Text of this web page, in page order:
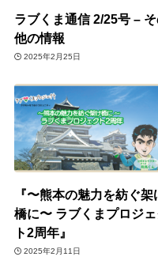
ラブくま通信 2/25号 –
他の情報
2025年2月25日
『〜熊本の魅力を紡ぐ架
橋に〜 ラブくまプロジェ
ト2周年』
2025年2月11日